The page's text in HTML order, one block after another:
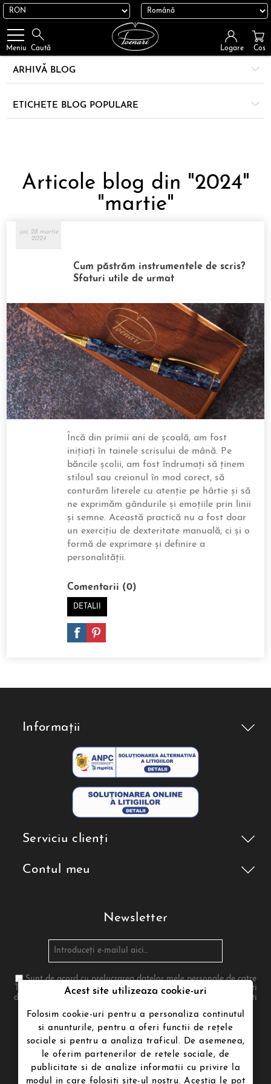
Meniu Caută Logare Cos
ARHIVĂ BLOG
ETICHETE BLOG POPULARE
Articole blog din "2024"
"martie"
Cum păstrăm instrumentele de scris?
Sfaturi utile de urmat
-joi, 28 martie
2024
Încă din primii ani de școală, am fost
inițiați în tainele scrisului de mână. Pe
băncile școlii, am fost îndrumați să ținem
stiloul sau creionul în mod corect, să
conturăm literele cu atenție pe hârtie și să
ne exprimăm gândurile și emoțiile prin linii
și semne. Această practică nu a fost doar
un exercițiu de dexteritate manuală, ci și o
formă de exprimare și definire a
personalității.
Comentarii (0)
DETALII
Informații
Serviciu clienți
Contul meu
Newsletter
Sunt de acord cu prelucrarea datelor mele personale de catre
Termenii de utilizare poenari.ro in conformitate cu legea. Te poti
dezabona in orice moment. Pentru aceasta te rugam sa folosesti
Urmăriți-ne
Acest site utilizeaza cookie-uri
Folosim cookie-uri pentru a personaliza continutul
si anunturile, pentru a oferi functii de rețele
sociale si pentru a analiza traficul. De asemenea,
le oferim partenerilor de retele sociale, de
publicitate si de analize informatii cu privire la
modul in care folositi site-ul nostru. Acestia le pot